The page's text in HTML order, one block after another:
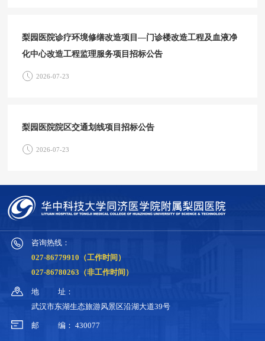
梨园医院诊疗环境修缮改造项目—门诊楼改造工程及血液净
化中心改造工程监理服务项目招标公告
2026-07-23
梨园医院院区交通划线项目招标公告
2026-07-23
咨询热线：
027-86779910（工作时间）
027-86780263（非工作时间）
地
址：
武汉市东湖生态旅游风景区沿湖大道39号
邮 编： 430077